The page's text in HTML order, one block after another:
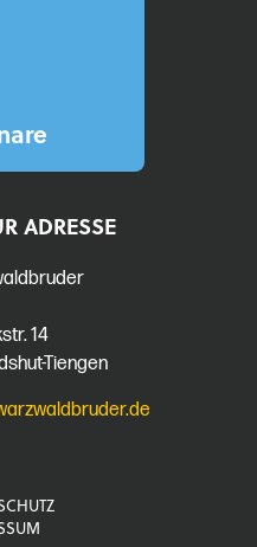
ADRESSE
14
Tiengen